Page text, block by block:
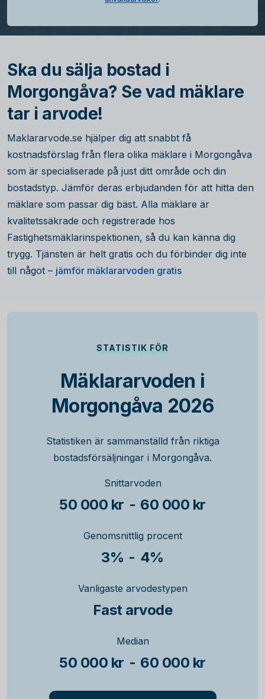
Ska du sälja bostad i
Morgongåva? Se vad mäklare
tar i arvode!
Maklararvode.se hjälper dig att snabbt få
kostnadsförslag från flera olika mäklare i Morgongåva
som är specialiserade på just ditt område och din
bostadstyp. Jämför deras erbjudanden för att hitta den
mäklare som passar dig bäst. Alla mäklare är
kvalitetssäkrade och registrerade hos
Fastighetsmäklarinspektionen, så du kan känna dig
trygg. Tjänsten är helt gratis och du förbinder dig inte
till något – jämför mäklararvoden gratis
STATISTIK FÖR
Mäklararvoden i
Morgongåva 2026
Statistiken är sammanställd från riktiga
bostadsförsäljningar i Morgongåva.
Snittarvoden
50 000 kr - 60 000 kr
Genomsnittlig procent
3% - 4%
Vanligaste arvodestypen
Fast arvode
Median
50 000 kr - 60 000 kr